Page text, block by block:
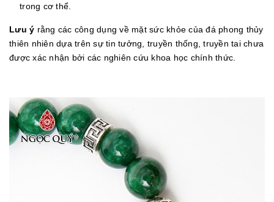
trong cơ thể.
Lưu ý rằng các công dụng về mặt sức khỏe của đá phong thủy
thiên nhiên dựa trên sự tin tưởng, truyền thống, truyền tai chưa
được xác nhận bởi các nghiên cứu khoa học chính thức.